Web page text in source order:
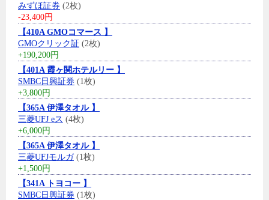
みずほ証券 (2枚)
-23,400円
【410A GMOコマース 】
GMOクリック証 (2枚)
+190,200円
【401A 霞ヶ関ホテルリー 】
SMBC日興証券 (1枚)
+3,800円
【365A 伊澤タオル 】
三菱UFJ eス (4枚)
+6,000円
【365A 伊澤タオル 】
三菱UFJモルガ(1枚)
+1,500円
【341A トヨコー 】
SMBC日興証券 (1枚)